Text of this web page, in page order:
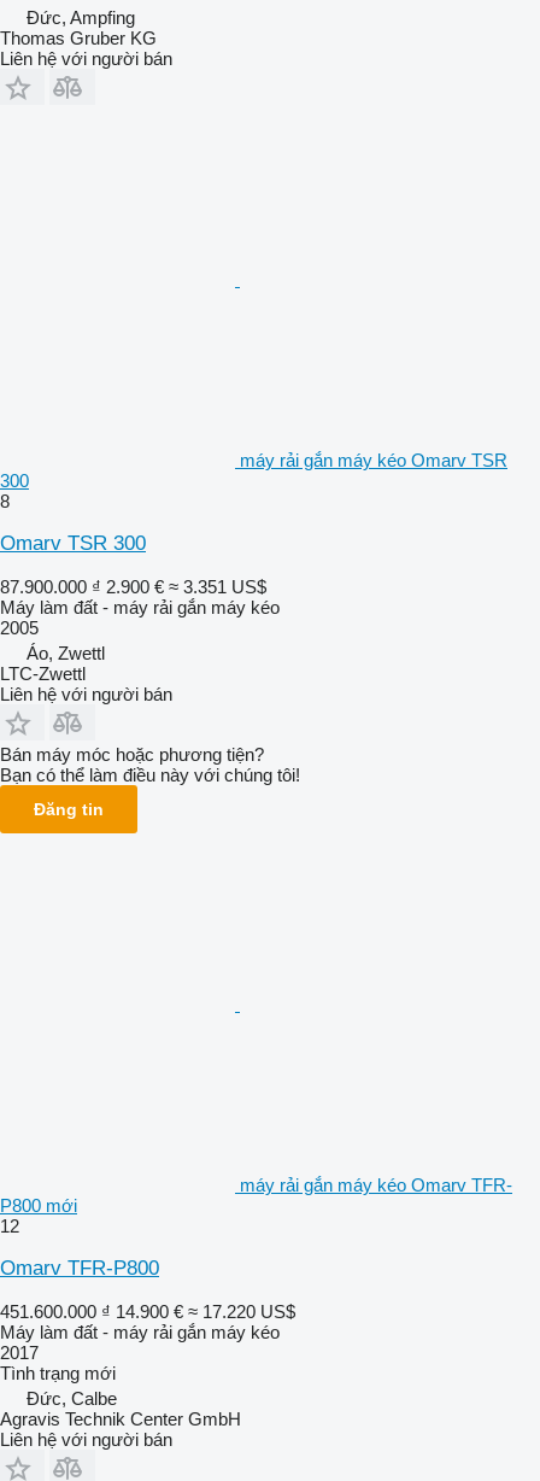
Đức, Ampfing
Thomas Gruber KG
Liên hệ với người bán
máy rải gắn máy kéo Omarv TSR
300
8
Omarv TSR 300
87.900.000 ₫ 2.900 € ≈ 3.351 US$
Máy làm đất - máy rải gắn máy kéo
2005
Áo, Zwettl
LTC-Zwettl
Liên hệ với người bán
Bán máy móc hoặc phương tiện?
Bạn có thể làm điều này với chúng tôi!
Đăng tin
máy rải gắn máy kéo Omarv TFR-
P800 mới
12
Omarv TFR-P800
451.600.000 ₫ 14.900 € ≈ 17.220 US$
Máy làm đất - máy rải gắn máy kéo
2017
Tình trạng mới
Đức, Calbe
Agravis Technik Center GmbH
Liên hệ với người bán